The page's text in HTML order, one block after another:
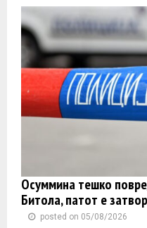
Осуммина тешко
Битола, патот е
posted on 05/08/2026